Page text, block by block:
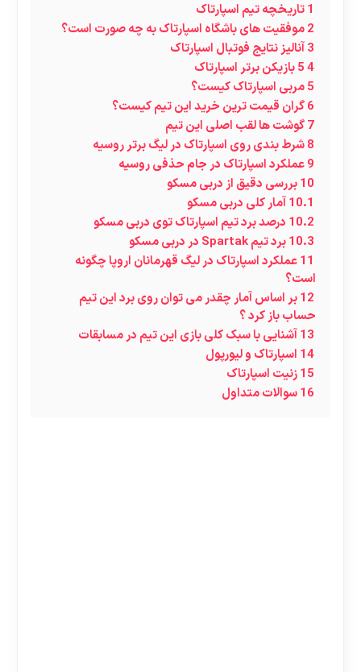
1تاریخچه تیم اسپارتاک
2موفقیت های باشگاه اسپارتاک به چه صورت است؟
3آنالیز نتایج فوتبال اسپارتاک
45 بازیکن برتر اسپارتاک
5مربی اسپارتاک کیست؟
6گران قیمت ترین خرید این تیم کیست؟
7گوشت ها لقب اصلی این تیم
8شرط بندی روی اسپارتاک در لیگ برتر روسیه
9عملکرد اسپارتاک در جام حذفی روسیه
10بررسی دقیق از دربی مسکو
10.1آمار کلی دربی مسکو
10.2 درصد برد تیم اسپارتاک توی دربی مسکو
10.3برد تیم Spartak در دربی مسکو
11عملکرد اسپارتاک در لیگ قهرمانان اروپا چگونه
است؟
12بر اساس آمار چقدر می توان روی برد این تیم
حساب باز کرد ؟
13آشنایی با سبک کلی بازی این تیم در مسابقات
14 اسپارتاک و لیورپول
15زنیت اسپارتاک
16سوالات متداول